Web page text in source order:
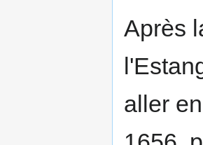
Après
aller